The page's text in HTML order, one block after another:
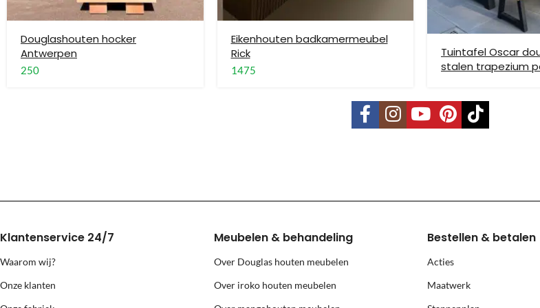
Wij monteren geen stoelen, fauteuils, barkrukken en banken.
Levering buiten Nederland en België
Grote meubels worden via een andere transporteur geleverd, deze prijs is per pallet en is op aanvraag.
Levering naar eilanden (Texel, Vlieland, Terschelling, Ameland,
Douglashouten hocker
Antwerpen
250
Eikenhouten badkamermeubel
Rick
1475
Tuintafel Oscar
stalen trapezium
Klantenservice 24/7
Waarom wij?
Onze klanten
Meubelen & behandeling
Over Douglas houten meubelen
Over iroko houten meubelen
Bestellen & betalen
Acties
Maatwerk